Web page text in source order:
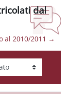
dal
al 2010/2011 →